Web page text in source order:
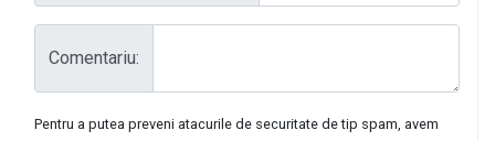
Comentariu:
Pentru a putea preveni atacurile de securitate de tip spam, avem